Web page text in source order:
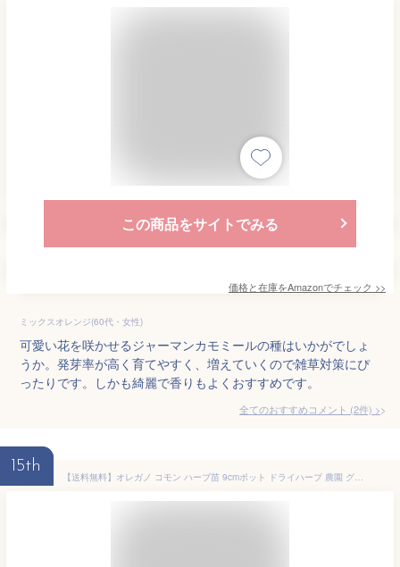
この商品をサイトでみる
価格と在庫をAmazonでチェック >>
ミックスオレンジ(60代・女性)
可愛い花を咲かせるジャーマンカモミールの種はいかがでしょ
うか。発芽率が高く育てやすく、増えていくので雑草対策にぴ
ったりです。しかも綺麗で香りもよくおすすめです。
全てのおすすめコメント (2件) >
15th
【送料無料】オレガノ コモン ハーブ苗 9cmポット ドライハーブ 農園 グランドカバー ベランダ 庭園 アロマテラピー ハーブティー 露地 料理 レシピ 寄せ植え 寄植 送料無料 即納